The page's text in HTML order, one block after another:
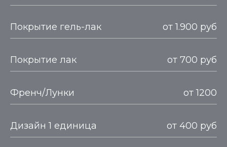
Покрытие гель-лак от 1.900 руб
Покрытие лак от 700 руб
Френч/Лунки от 1200
Дизайн 1 единица от 400 руб